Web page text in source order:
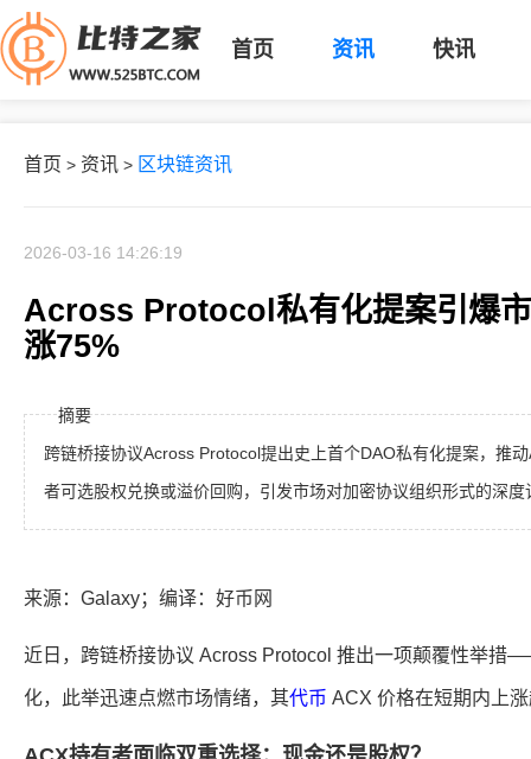
首页 资讯 快讯
首页 > 资讯 > 区块链资讯
2026-03-16 14:26:19
Across Protocol私有化提案引爆
涨75%
摘要
跨链桥接协议Across Protocol提出史上首个DAO私有化提案，推
者可选股权兑换或溢价回购，引发市场对加密协议组织形式的深度
来源：Galaxy；编译：好币网
近日，跨链桥接协议 Across Protocol 推出一项颠覆性举措
化，此举迅速点燃市场情绪，其代币 ACX 价格在短期内上